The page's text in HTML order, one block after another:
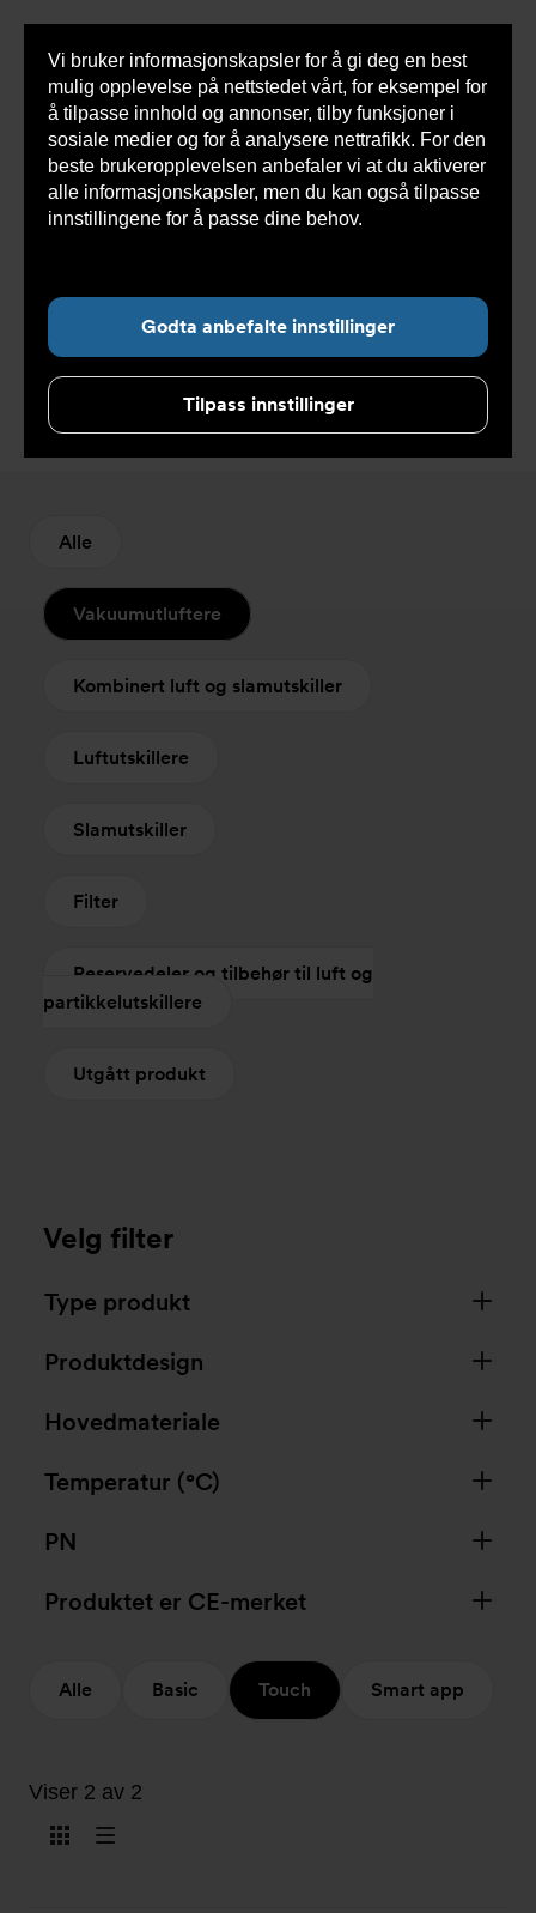
Vi bruker informasjonskapsler for å gi deg en best
mulig opplevelse på nettstedet vårt, for eksempel for
å tilpasse innhold og annonser, tilby funksjoner i
sosiale medier og for å analysere nettrafikk. For den
beste brukeropplevelsen anbefaler vi at du aktiverer
alle informasjonskapsler, men du kan også tilpasse
innstillingene for å passe dine behov.
Godta anbefalte innstillinger
Tilpass innstillinger
Du
her:
Armatec > Produkter > Luft og partikkelutskillere
>
Vakuumutluftere
> Touch
Touch
Alle
Vakuumutluftere
Kombinert luft og slamutskiller
Luftutskillere
Slamutskiller
Filter
Reservedeler og tilbehør til luft og
partikkelutskillere
Utgått produkt
Velg filter
Type produkt
Produktdesign
Hovedmateriale
Temperatur (°C)
PN
Produktet er CE-merket
Alle Basic Touch Smart app
Viser 2 av 2
Vis
Vis